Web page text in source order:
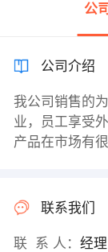
公
公司介绍
我公司销售的
业，员工享受
产品在市场有
联系我们
联 系 人： 经